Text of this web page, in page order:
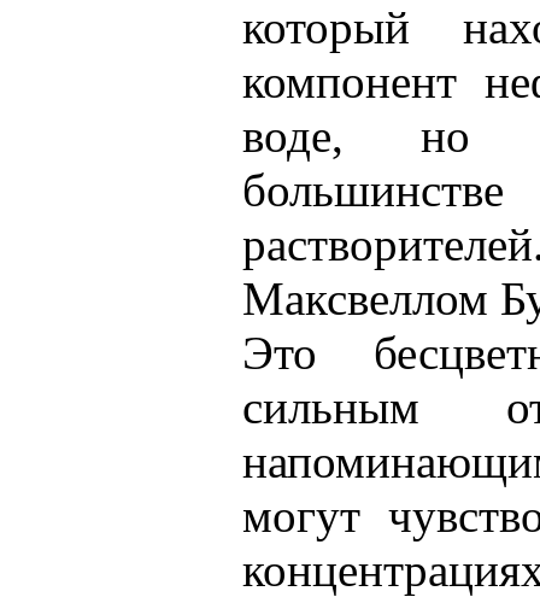
который
компонент
воде, но
Максвеллом
Это
сильным
могут